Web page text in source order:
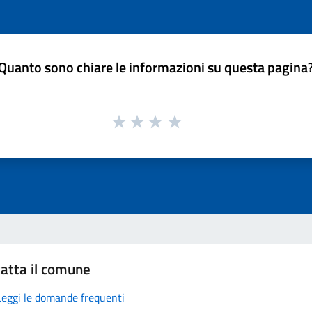
sono chiare le informazioni su questa
il comune
le domande frequenti